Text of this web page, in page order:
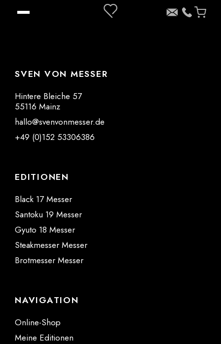
SVEN VON MESSER
Hintere Bleiche 57
55116 Mainz
hallo@svenvonmesser.de
+49 (0)152 53306386
EDITIONEN
Black 17 Messer
Santoku 19 Messer
Gyuto 18 Messer
Steakmesser Messer
Brotmesser Messer
NAVIGATION
Online-Shop
Meine Editionen